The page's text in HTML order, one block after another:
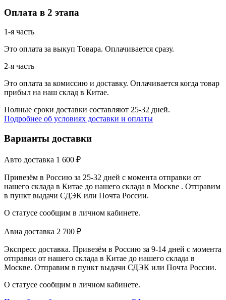
V2
Оплата в 2 этапа
1-я часть
Это оплата за выкуп Товара. Оплачивается сразу.
2-я часть
Это оплата за комиссию и доставку. Оплачивается когда товар
прибыл на наш склад в Китае.
Полные сроки доставки составляют 25-32 дней.
Подробнее об условиях доставки и оплаты
Варианты доставки
Авто доставка 1 600 ₽
Привезём в Россию за 25-32 дней с момента отправки от
нашего склада в Китае до нашего склада в Москве . Отправим
в пункт выдачи СДЭК или Почта России.
О статусе сообщим в личном кабинете.
Авиа доставка 2 700 ₽
Экспресс доставка. Привезём в Россию за 9-14 дней с момента
отправки от нашего склада в Китае до нашего склада в
Москве. Отправим в пункт выдачи СДЭК или Почта России.
О статусе сообщим в личном кабинете.